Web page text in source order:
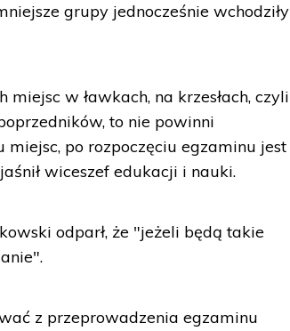
grupy jednocześnie wchodziły
w ławkach, na krzesłach, czyli
to nie powinni
miejsc, po rozpoczęciu egzaminu jest
wiceszef edukacji i nauki.
odparł, że "jeżeli będą takie
z przeprowadzenia egzaminu